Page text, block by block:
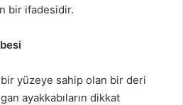
bir ifadesidir.
yüzeye sahip olan bir deri
ayakkabıların dikkat